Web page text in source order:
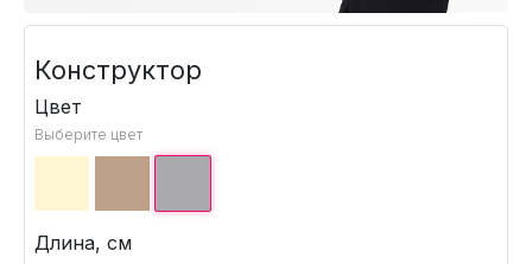
Конструктор
Цвет
Выберите цвет
Длина, см